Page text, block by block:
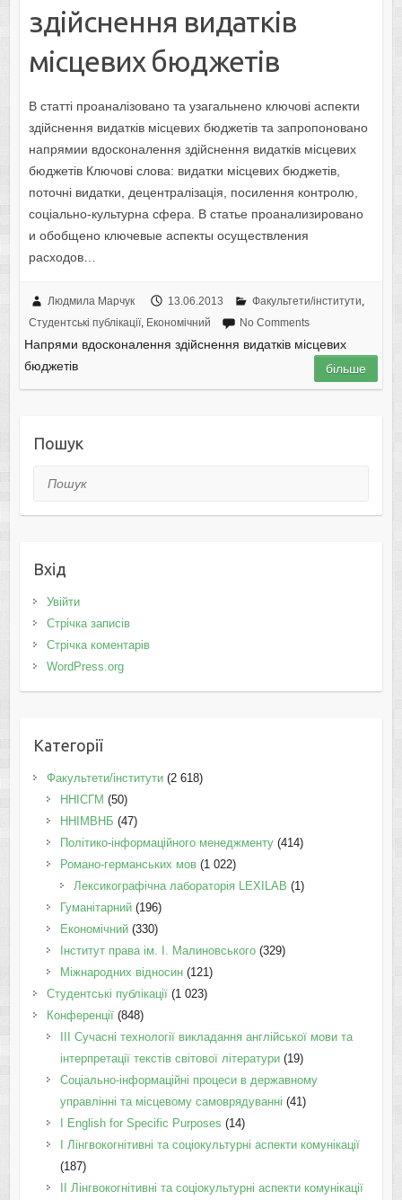
здійснення видатків
місцевих бюджетів
В статті проаналізовано та узагальнено ключові аспекти
здійснення видатків місцевих бюджетів та запропоновано
напрямии вдосконалення здійснення видатків місцевих
бюджетів Ключові слова: видатки місцевих бюджетів,
поточні видатки, децентралізація, посилення контролю,
соціально-культурна сфера. В статье проанализировано
и обобщено ключевые аспекты осуществления
расходов…
Людмила Марчук 13.06.2013 Факультети/інститути,
Студентські публікації, Економічний No Comments
Напрями вдосконалення здійснення видатків місцевих
бюджетів
більше
Пошук
Пошук
Вхід
Увійти
Стрічка записів
Стрічка коментарів
WordPress.org
Категорії
Факультети/інститути(2 618)
ННІСГМ (50)
ННІМВНБ (47)
Політико-інформаційного менеджменту(414)
Романо-германських мов(1 022)
Лексикографічна лабораторія LEXILAB (1)
Гуманітарний(196)
Економічний(330)
Інститут права ім. І. Малиновського(329)
Міжнародних відносин(121)
Студентські публікації(1 023)
Конференції(848)
III Сучасні технології викладання англійської мови та
інтерпретації текстів світової літератури(19)
Соціально-інформаційні процеси в державному
управлінні та місцевому самоврядуванні (41)
І English for Specific Purposes (14)
I Лінгвокогнітивні та соціокультурні аспекти комунікації
(187)
IІ Лінгвокогнітивні та соціокультурні аспекти комунікації